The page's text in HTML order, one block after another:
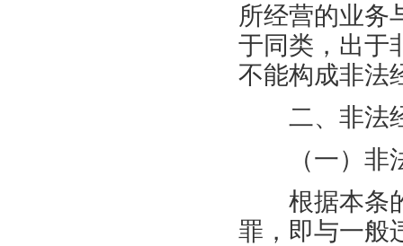
所经营的业务
于同类，出于
不能构成非法
二、非法经
（一）非法
根据本条的
罪，即与一般